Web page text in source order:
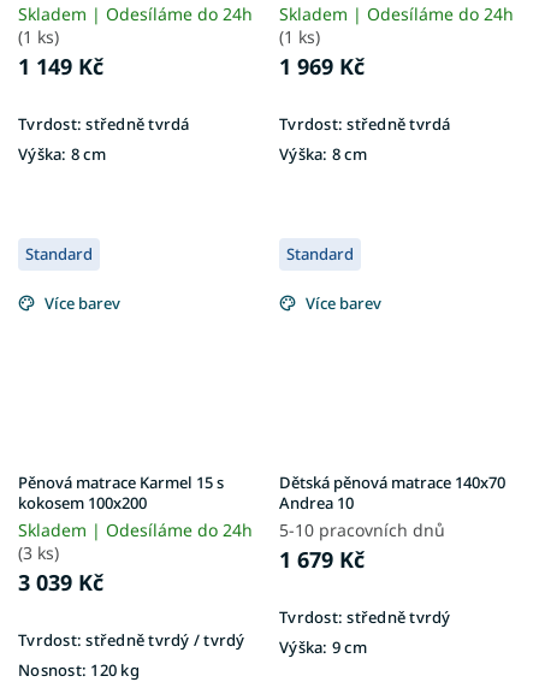
Skladem | Odesíláme do 24h
(1 ks)
1 149 Kč
Tvrdost: středně tvrdá
Výška: 8 cm
Skladem | Odesíláme do 24h
(1 ks)
1 969 Kč
Tvrdost: středně tvrdá
Výška: 8 cm
Standard
Více barev
Pěnová matrace Karmel 15 s
kokosem 100x200
Skladem | Odesíláme do 24h
(3 ks)
3 039 Kč
Tvrdost: středně tvrdý / tvrdý
Nosnost: 120 kg
Standard
Více barev
Dětská pěnová matrace 140x70
Andrea 10
5-10 pracovních dnů
1 679 Kč
Tvrdost: středně tvrdý
Výška: 9 cm